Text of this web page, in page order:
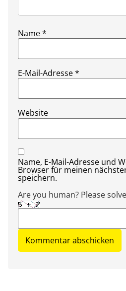
Name*
E-Mail-Adresse*
Website
Name, E-Mail-Adresse und
Browser für meinen
speichern.
Are you human? Please